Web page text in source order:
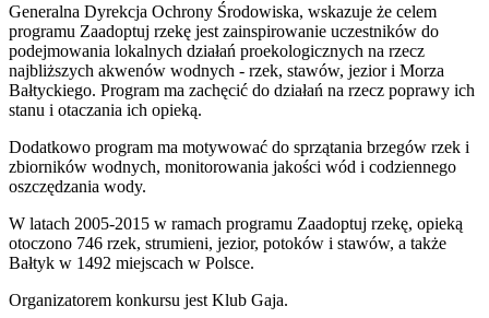
Generalna Dyrekcja Ochrony Środowiska, wskazuje że celem
programu Zaadoptuj rzekę jest zainspirowanie uczestników do
podejmowania lokalnych działań proekologicznych na rzecz
najbliższych akwenów wodnych - rzek, stawów, jezior i Morza
Bałtyckiego. Program ma zachęcić do działań na rzecz poprawy ich
stanu i otaczania ich opieką.
Dodatkowo program ma motywować do sprzątania brzegów rzek i
zbiorników wodnych, monitorowania jakości wód i codziennego
oszczędzania wody.
W latach 2005-2015 w ramach programu Zaadoptuj rzekę, opieką
otoczono 746 rzek, strumieni, jezior, potoków i stawów, a także
Bałtyk w 1492 miejscach w Polsce.
Organizatorem konkursu jest Klub Gaja.